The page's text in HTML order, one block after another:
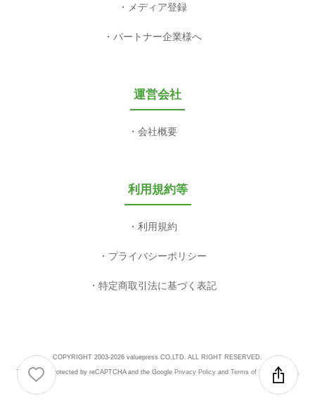
メディア登録
パートナー企業様へ
運営会社
会社概要
利用規約等
利用規約
プライバシーポリシー
特定商取引法に基づく表記
COPYRIGHT 2003-2026 valuepress CO,LTD. ALL RIGHT RESERVED.
This site is protected by reCAPTCHA and the Google Privacy Policyand Terms of Serviceapply.